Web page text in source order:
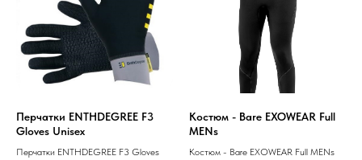
Перчатки ENTHDEGREE F3
Gloves Unisex
Перчатки ENTHDEGREE F3 Gloves
Костюм - Bare EXOWEAR Full
MENs
Костюм - Bare EXOWEAR Full MENs